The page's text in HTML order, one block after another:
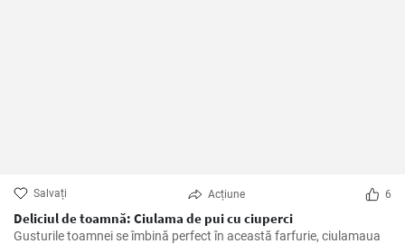
Salvați Acțiune 6
Deliciul de toamnă: Ciulama de pui cu ciuperci
Gusturile toamnei se îmbină perfect în această farfurie, ciulamaua